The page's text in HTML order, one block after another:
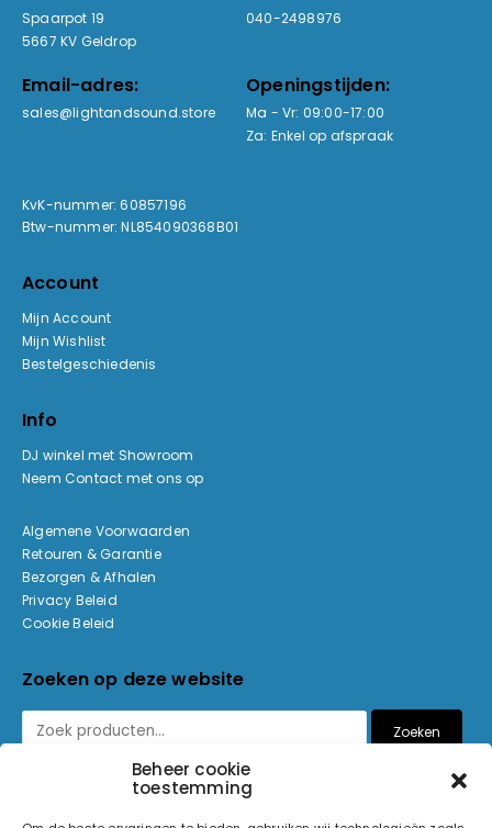
Beheer cookie
toestemming
Spaarpot 19
5667 KV Geldrop
040-2498976
Email-adres:
sales@lightandsound.store
Openingstijden:
Ma - Vr: 09:00-17:00
Za: Enkel op afspraak
KvK-nummer: 60857196
Btw-nummer: NL854090368B01
Account
Mijn Account
Mijn Wishlist
Bestelgeschiedenis
Info
DJ winkel met Showroom
Neem Contact met ons op
Algemene Voorwaarden
Retouren & Garantie
Bezorgen & Afhalen
Privacy Beleid
Cookie Beleid
Zoeken op deze website
Zoeken